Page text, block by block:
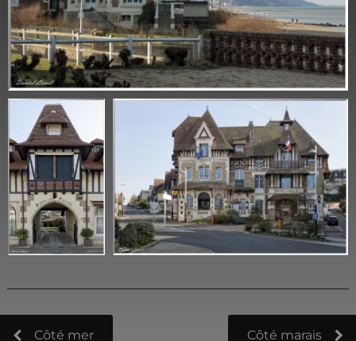
Côté mer Côté marais